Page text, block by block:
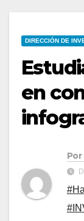
DIRECCIÓN DE
en
Por